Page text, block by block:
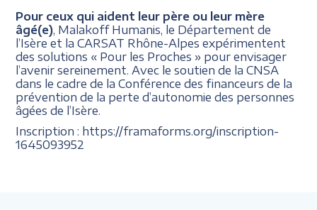
Pour ceux qui aident leur père ou leur mère
âgé(e) , Malakoff Humanis, le Département de
l’Isère et la CARSAT Rhône-Alpes expérimentent
des solutions « Pour les Proches » pour envisager
l’avenir sereinement. Avec le soutien de la CNSA
dans le cadre de la Conférence des financeurs de la
prévention de la perte d’autonomie des personnes
âgées de l’Isère.
Inscription : https://framaforms.org/inscription-
1645093952